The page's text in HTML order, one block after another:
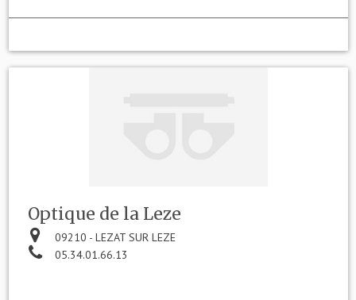
Optique de la Leze
09210 - LEZAT SUR LEZE
05.34.01.66.13